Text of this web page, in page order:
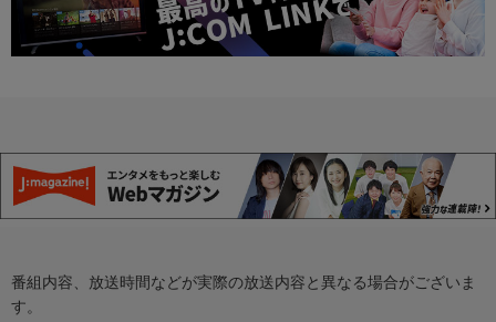
番組内容、放送時間などが実際の放送内容と異なる場合がございま
す。